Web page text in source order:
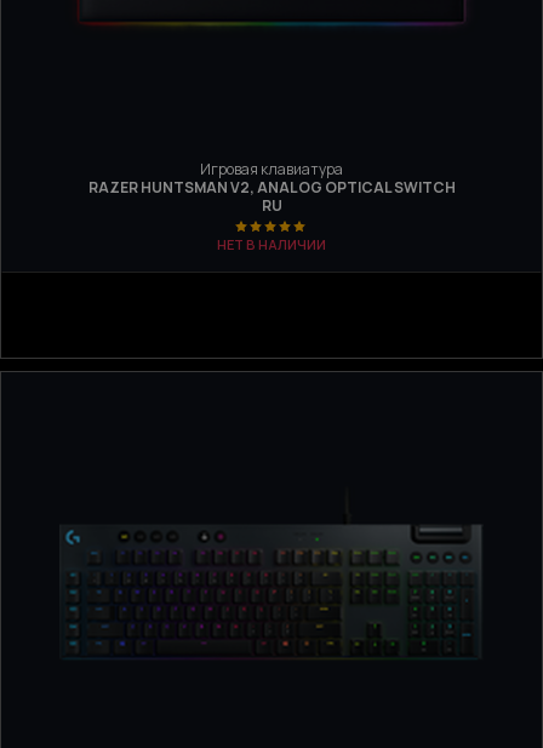
Игровая клавиатура
RAZER HUNTSMAN V2, ANALOG OPTICAL SWITCH
RU
НЕТ В НАЛИЧИИ